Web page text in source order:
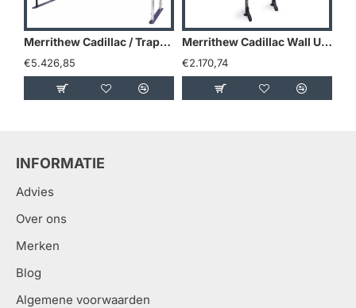
Merrithew Cadillac / Trapeze Table
€5.426,85
Merrithew Cadillac Wall Unit
€2.170,74
INFORMATIE
Advies
Over ons
Merken
Blog
Algemene voorwaarden